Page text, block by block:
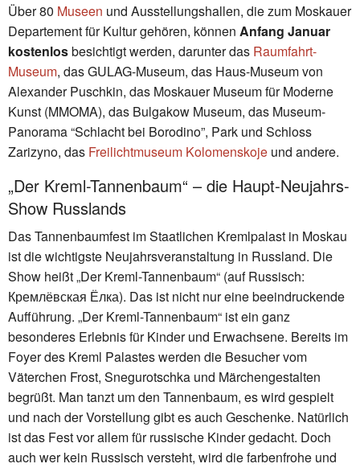
Über 80 Museen und Ausstellungshallen, die zum Moskauer
Departement für Kultur gehören, können Anfang Januar
kostenlosbesichtigt werden, darunter das Raumfahrt-
Museum, das GULAG-Museum, das Haus-Museum von
Alexander Puschkin, das Moskauer Museum für Moderne
Kunst (MMOMA), das Bulgakow Museum, das Museum-
Panorama “Schlacht bei Borodino”, Park und Schloss
Zarizyno, das Freilichtmuseum Kolomenskoje und andere.
„Der Kreml-Tannenbaum“ – die Haupt-Neujahrs-
Show Russlands
Das Tannenbaumfest im Staatlichen Kremlpalast in Moskau
ist die wichtigste Neujahrsveranstaltung in Russland. Die
Show heißt „Der Kreml-Tannenbaum“ (auf Russisch:
Кремлёвская Ёлка). Das ist nicht nur eine beeindruckende
Aufführung. „Der Kreml-Tannenbaum“ ist ein ganz
besonderes Erlebnis für Kinder und Erwachsene. Bereits im
Foyer des Kreml Palastes werden die Besucher vom
Väterchen Frost, Snegurotschka und Märchengestalten
begrüßt. Man tanzt um den Tannenbaum, es wird gespielt
und nach der Vorstellung gibt es auch Geschenke. Natürlich
ist das Fest vor allem für russische Kinder gedacht. Doch
auch wer kein Russisch versteht, wird die farbenfrohe und